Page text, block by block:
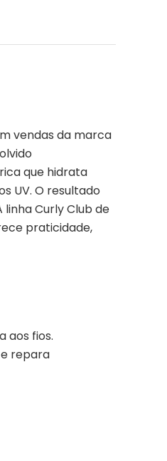
vendas da marca
que hidrata
UV. O resultado
Curly Club de
praticidade,
aos fios.
repara